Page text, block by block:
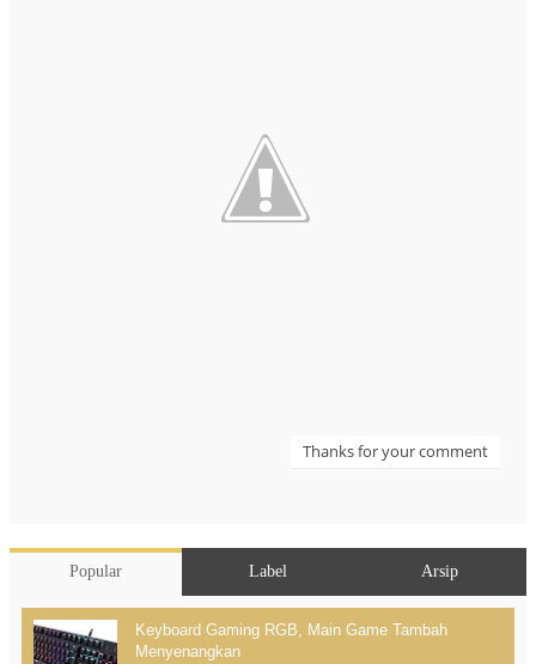
Thanks for your comment
Popular Label Arsip
Keyboard Gaming RGB, Main Game Tambah
Menyenangkan